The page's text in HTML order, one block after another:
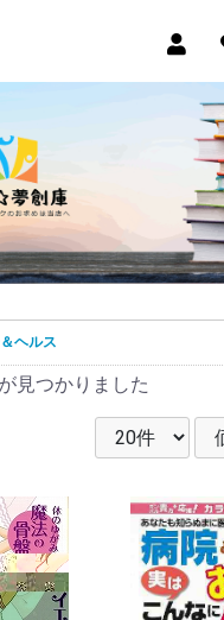
ヘルス
見つかりました